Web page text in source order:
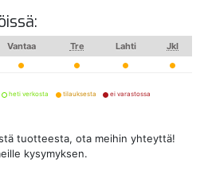
Vantaa Tre Lahti Jkl
heti verkosta tilauksesta ei varastossa
tuotteesta, ota meihin yhteyttä!
kysymyksen.